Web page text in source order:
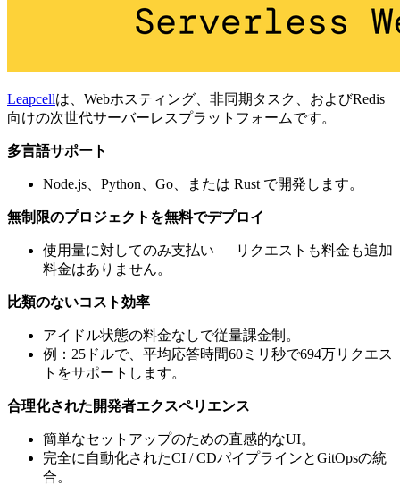
Leapcellは、Webホスティング、非同期タスク、およびRedis
向けの次世代サーバーレスプラットフォームです。
多言語サポート
Node.js、Python、Go、または Rust で開発します。
無制限のプロジェクトを無料でデプロイ
使用量に対してのみ支払い — リクエストも料金も追加
料金はありません。
比類のないコスト効率
アイドル状態の料金なしで従量課金制。
例：25ドルで、平均応答時間60ミリ秒で694万リクエス
トをサポートします。
合理化された開発者エクスペリエンス
簡単なセットアップのための直感的なUI。
完全に自動化されたCI / CDパイプラインとGitOpsの統
合。